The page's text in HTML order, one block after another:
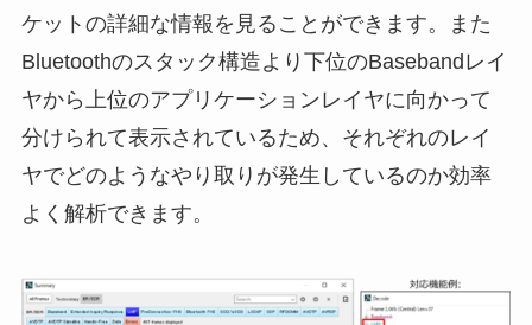
ケットの詳細な情報を見ることができます。また
Bluetoothのスタック構造より下位のBasebandレイ
ヤから上位のアプリケーションレイヤに向かって
分けられて表示されているため、それぞれのレイ
ヤでどのようなやり取りが発生しているのか効率
よく解析できます。